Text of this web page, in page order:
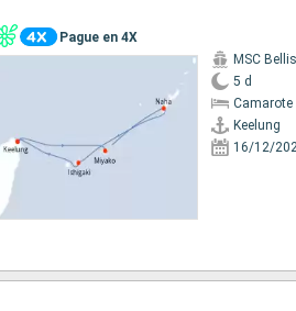
Pague en 4X
MSC
5 d
Keelung
16/12/